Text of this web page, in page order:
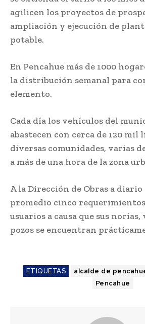
agilicen los proyectos de
ampliación y ejecución de
potable.
En Pencahue más de 1000
la distribución semanal para
elemento.
Cada día los vehículos del
abastecen con cerca de 120 mil
diversas comunidades, varias
a más de una hora de la zona
A la Dirección de Obras a
promedio cinco
usuarios a causa que sus
pozos se encuentran
ETIQUETAS alcalde de
Pencahue